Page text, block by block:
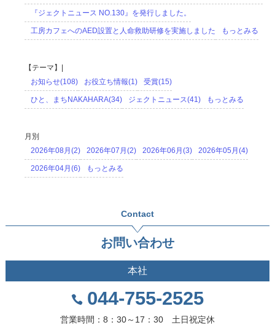
『ジェクトニュース NO.130』を発行しました。
工房カフェへのAED設置と人命救助研修を実施しました もっとみる
【テーマ】|
お知らせ(108)
お役立ち情報(1) 受賞(15)
ひと、まちNAKAHARA(34) ジェクトニュース(41) もっとみる
月別
2026年08月(2)
2026年07月(2) 2026年06月(3) 2026年05月(4)
2026年04月(6) もっとみる
Contact
お問い合わせ
本社
044-755-2525
営業時間：8：30～17：30 土日祝定休